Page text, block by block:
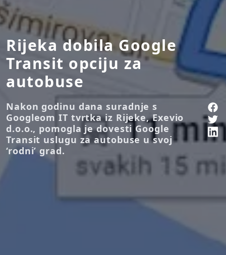
Rijeka dobila Google
Transit opciju za
autobuse
Nakon godinu dana suradnje s
Googleom IT tvrtka iz Rijeke, Exevio
d.o.o., pomogla je dovesti Google
Transit uslugu za autobuse u svoj
‘rodni’ grad.